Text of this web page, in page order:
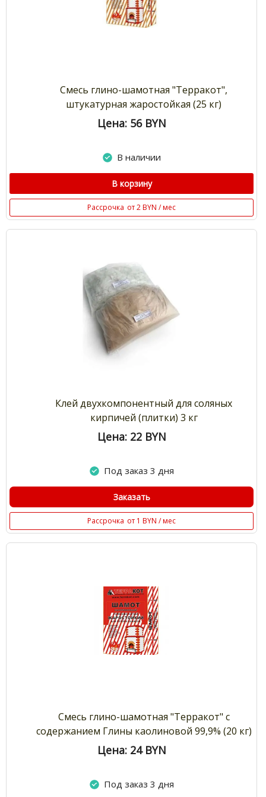
Смесь глино-шамотная "Терракот",
штукатурная жаростойкая (25 кг)
Цена: 56 BYN
В наличии
В корзину
Рассрочка от 2 BYN / мес
Клей двухкомпонентный для соляных
кирпичей (плитки) 3 кг
Цена: 22 BYN
Под заказ 3 дня
Заказать
Рассрочка от 1 BYN / мес
Смесь глино-шамотная "Терракот" с
содержанием Глины каолиновой 99,9% (20 кг)
Цена: 24 BYN
Под заказ 3 дня